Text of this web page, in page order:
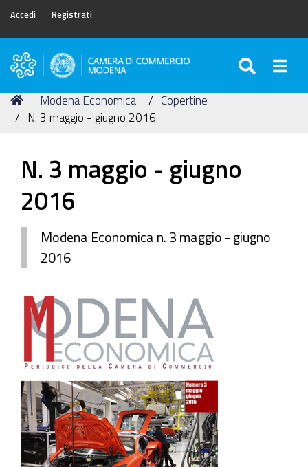
Accedi Registrati
Camera
Commercio
di
Tu
sei
Home
Modena Economica
Copertine
N. 3 maggio - giugno 2016
N. 3 maggio - giugno
2016
Modena Economica n. 3 maggio - giugno
2016